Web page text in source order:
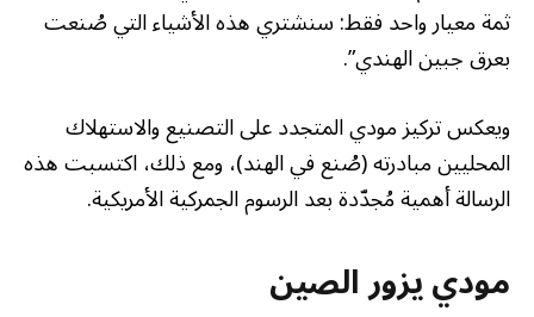
ثمة معيار واحد فقط: سنشتري هذه الأشياء التي صُنعت
بعرق جبين الهندي”.
ويعكس تركيز مودي المتجدد على التصنيع والاستهلاك
المحليين مبادرته (صُنع في الهند)، ومع ذلك، اكتسبت هذه
الرسالة أهمية مُجدّدة بعد الرسوم الجمركية الأمريكية.
مودي يزور الصين